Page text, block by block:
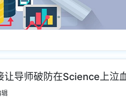
导师破防在Science上泣
辑